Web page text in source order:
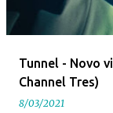
Tunnel - Novo
Channel Tres)
8/03/2021